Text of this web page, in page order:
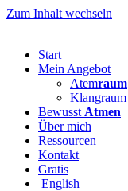
Zum Inhalt wechseln
Start
Mein Angebot
Atemraum
Klangraum
Bewusst Atmen
Über mich
Ressourcen
Kontakt
Gratis
English